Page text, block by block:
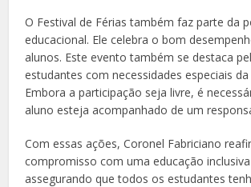
O Festival de Férias também faz parte da
educacional. Ele celebra o bom
alunos. Este evento também se destaca
estudantes com necessidades especiais
Embora a participação seja livre, é
aluno esteja acompanhado de um
Com essas ações, Coronel Fabriciano
compromisso com uma educação
assegurando que todos os estudantes